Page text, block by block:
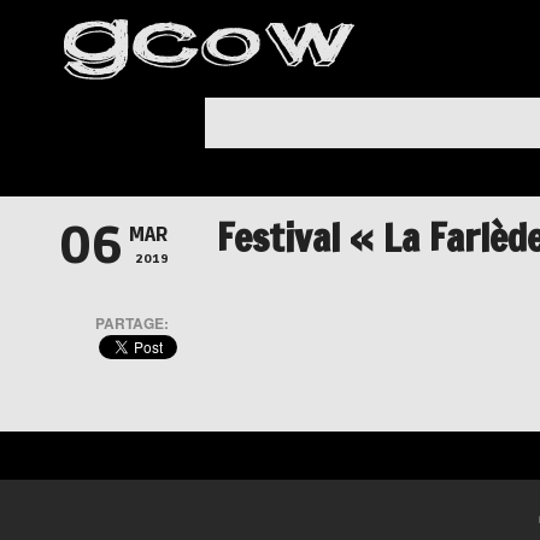
06 MAR
2019
PARTAGE:
Festival « La